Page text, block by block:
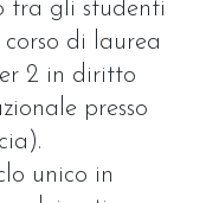
tra gli studenti
di laurea
2 in diritto
presso
unico in